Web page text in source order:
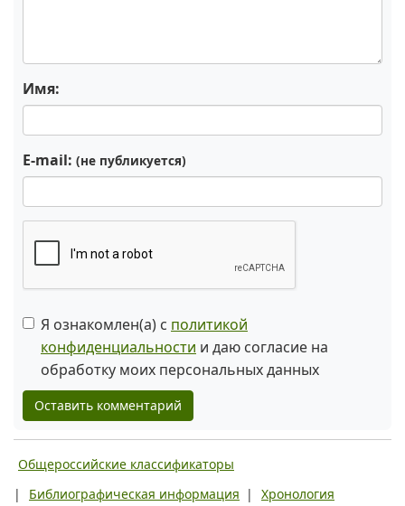
Имя:
E-mail: (не публикуется)
Я ознакомлен(а) с политикой
конфиденциальности и даю согласие на
обработку моих персональных данных
Оставить комментарий
Общероссийские классификаторы
|
Библиографическая информация | Хронология